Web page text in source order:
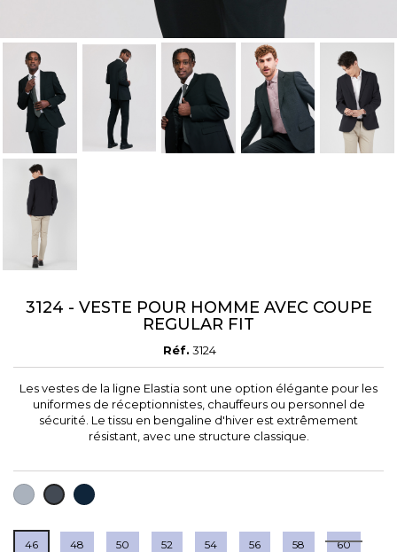
3124 - VESTE POUR HOMME AVEC COUPE
REGULAR FIT
Réf. 3124
Les vestes de la ligne Elastia sont une option élégante pour les
uniformes de réceptionnistes, chauffeurs ou personnel de
sécurité. Le tissu en bengaline d'hiver est extrêmement
résistant, avec une structure classique.
GRIS
FONCÉ
NOIRBLEU
MARINE
46 48 50 52 54 56 58 60